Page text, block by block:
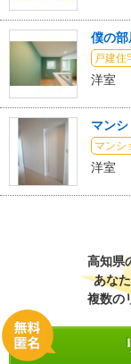
僕の部
戸建住
洋室
マン
マンシ
洋室
高知県
あな
複数の